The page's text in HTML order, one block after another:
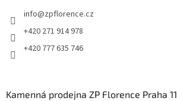
info@zpflorence.cz
+420 271 914 978
+420 777 635 746
Kamenná prodejna ZP Florence Praha 11